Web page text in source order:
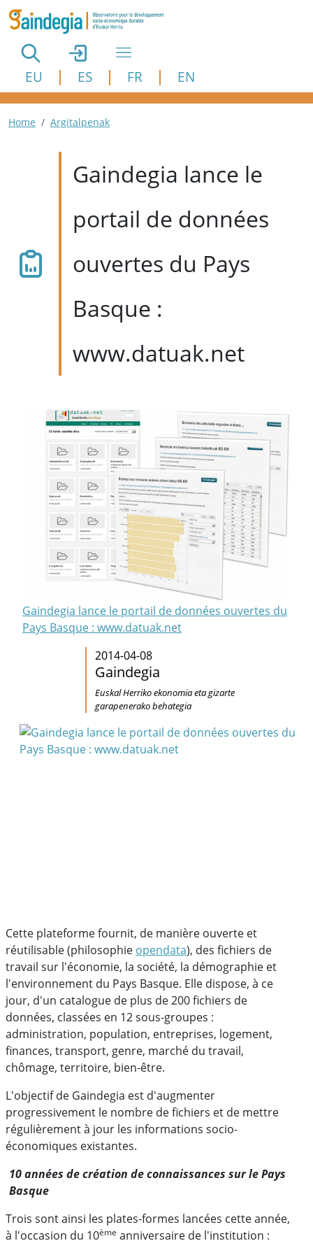
Aller au contenu principal
EU ES FR EN
Fil d'Ariane
Home Argitalpenak
Gaindegia lance le
portail de données
ouvertes du Pays
Basque :
www.datuak.net
Gaindegia lance le portail de données ouvertes du
Pays Basque : www.datuak.net
2014-04-08
Gaindegia
Euskal Herriko ekonomia eta gizarte
garapenerako behategia
Cette plateforme fournit, de manière ouverte et
réutilisable (philosophie opendata), des fichiers de
travail sur l'économie, la société, la démographie et
l'environnement du Pays Basque. Elle dispose, à ce
jour, d'un catalogue de plus de 200 fichiers de
données, classées en 12 sous-groupes :
administration, population, entreprises, logement,
finances, transport, genre, marché du travail,
chômage, territoire, bien-être.
L'objectif de Gaindegia est d'augmenter
progressivement le nombre de fichiers et de mettre
régulièrement à jour les informations socio-
économiques existantes.
10 années de création de connaissances sur le Pays
Basque
Trois sont ainsi les plates-formes lancées cette année,
à l'occasion du 10ème anniversaire de l'institution :